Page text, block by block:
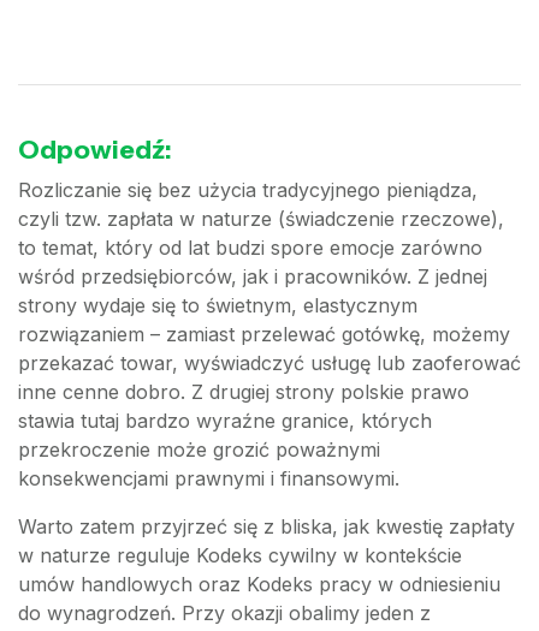
Odpowiedź:
Rozliczanie się bez użycia tradycyjnego pieniądza,
czyli tzw. zapłata w naturze (świadczenie rzeczowe),
to temat, który od lat budzi spore emocje zarówno
wśród przedsiębiorców, jak i pracowników. Z jednej
strony wydaje się to świetnym, elastycznym
rozwiązaniem – zamiast przelewać gotówkę, możemy
przekazać towar, wyświadczyć usługę lub zaoferować
inne cenne dobro. Z drugiej strony polskie prawo
stawia tutaj bardzo wyraźne granice, których
przekroczenie może grozić poważnymi
konsekwencjami prawnymi i finansowymi.
Warto zatem przyjrzeć się z bliska, jak kwestię zapłaty
w naturze reguluje Kodeks cywilny w kontekście
umów handlowych oraz Kodeks pracy w odniesieniu
do wynagrodzeń. Przy okazji obalimy jeden z